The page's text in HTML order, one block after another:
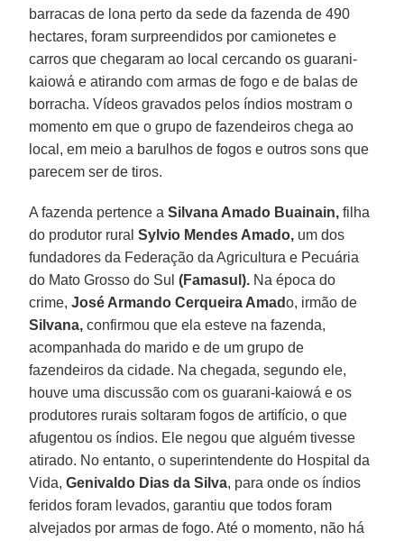
barracas de lona perto da sede da fazenda de 490
hectares, foram surpreendidos por camionetes e
carros que chegaram ao local cercando os guarani-
kaiowá e atirando com armas de fogo e de balas de
borracha. Vídeos gravados pelos índios mostram o
momento em que o grupo de fazendeiros chega ao
local, em meio a barulhos de fogos e outros sons que
parecem ser de tiros.
A fazenda pertence aSilvana Amado Buainain, filha
do produtor ruralSylvio Mendes Amado, um dos
fundadores da Federação da Agricultura e Pecuária
do Mato Grosso do Sul(Famasul). Na época do
crime,José Armando Cerqueira Amado, irmão de
Silvana, confirmou que ela esteve na fazenda,
acompanhada do marido e de um grupo de
fazendeiros da cidade. Na chegada, segundo ele,
houve uma discussão com os guarani-kaiowá e os
produtores rurais soltaram fogos de artifício, o que
afugentou os índios. Ele negou que alguém tivesse
atirado. No entanto, o superintendente do Hospital da
Vida, Genivaldo Dias da Silva, para onde os índios
feridos foram levados, garantiu que todos foram
alvejados por armas de fogo. Até o momento, não há